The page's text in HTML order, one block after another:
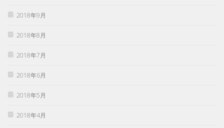
2018年9月
2018年8月
2018年7月
2018年6月
2018年5月
2018年4月